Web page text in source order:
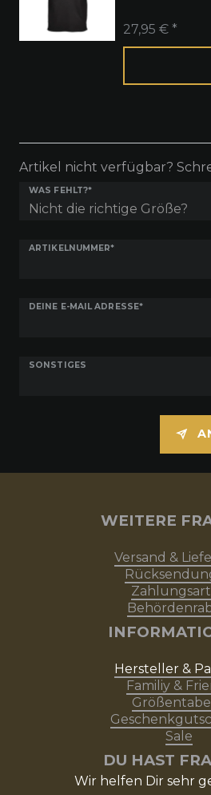
27,95 € *
Artikel nicht verfügbar?
WAS FEHLT?*
ARTIKELNUMMER*
DEINE E-MAIL ADRESSE*
SONSTIGES
WEITERE
Versand &
Hersteller &
Familiy &
Sale
DU HAST
Wir helfen Dir sehr